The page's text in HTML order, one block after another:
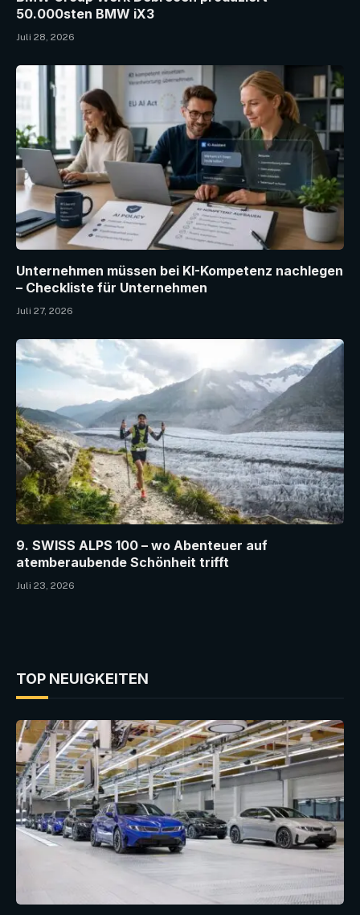
50.000sten BMW iX3
Juli 28, 2026
Unternehmen müssen bei KI-Kompetenz nachlegen
– Checkliste für Unternehmen
Juli 27, 2026
9. SWISS ALPS 100 – wo Abenteuer auf
atemberaubende Schönheit trifft
Juli 23, 2026
TOP NEUIGKEITEN